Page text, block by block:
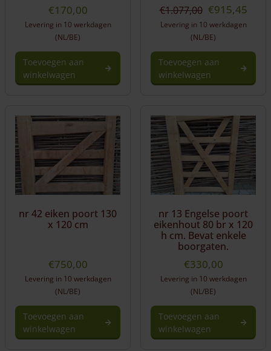
€170,00
Levering in 10 werkdagen
(NL/BE)
Toevoegen aan
winkelwagen
€1.077,00
prijs
was:
€1.077,00.
€915,45
Levering in 10 werkdagen
(NL/BE)
Toevoegen aan
winkelwagen
nr 42 eiken poort 130
x 120 cm
€750,00
Levering in 10 werkdagen
(NL/BE)
Toevoegen aan
winkelwagen
nr 13 Engelse poort
eikenhout 80 br x 120
h cm. Bevat enkele
boorgaten.
€330,00
Levering in 10 werkdagen
(NL/BE)
Toevoegen aan
winkelwagen